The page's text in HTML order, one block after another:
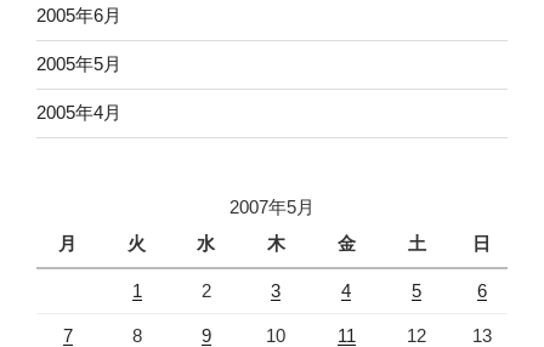
2005年6月
2005年5月
2005年4月
2007年5月
月
火 水 木 金 土 日
1 2 3 4 5 6
7 8 9 10 11 12 13